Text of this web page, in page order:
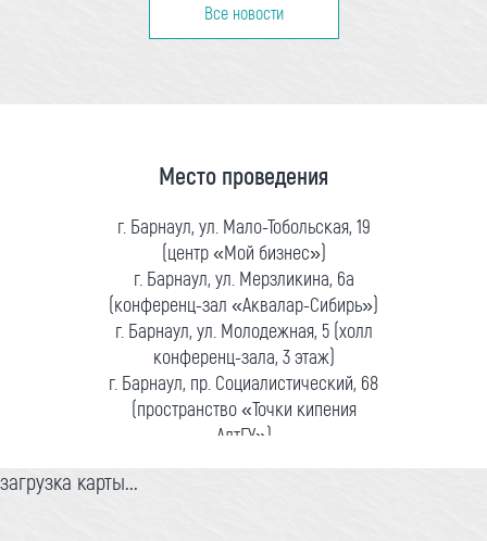
Все новости
Место проведения
г. Барнаул, ул. Мало-Тобольская, 19
(центр «Мой бизнес»)
г. Барнаул, ул. Мерзликина, 6а
(конференц-зал «Аквалар-Сибирь»)
г. Барнаул, ул. Молодежная, 5 (холл
конференц-зала, 3 этаж)
г. Барнаул, пр. Социалистический, 68
(пространство «Точки кипения
АлтГУ»)
загрузка карты...